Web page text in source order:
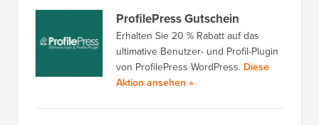
ProfilePress Gutschein
Erhalten Sie 20 % Rabatt auf das
ultimative Benutzer- und Profil-Plugin
von ProfilePress WordPress. Diese
Aktion ansehen »